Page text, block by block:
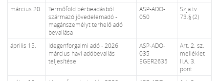
március 20.
Termőföld bérbeadásból
származó jövedelemadó -
magánszemélyt terhelő adó
bevallása
ASP-ADO-
050
Szja.tv.
73.§ (2)
április 15.
Idegenforgalmi adó - 2026
március havi adóbevallás
teljesítése
ASP-ADO-
035
EGER2635
Art. 2. sz.
melléklet
II.A. 3.
pont